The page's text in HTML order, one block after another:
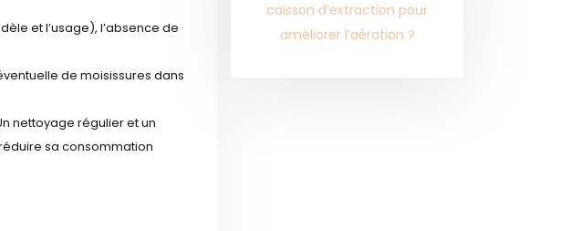
et l’usage), l’absence de
de moisissures dans
nettoyage régulier et un
sa consommation
caisson d’extraction pour
améliorer l’aération ?